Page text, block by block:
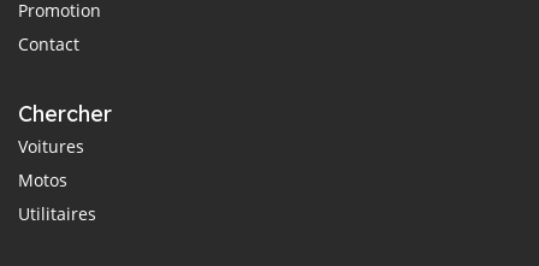
Promotion
Contact
Chercher
Voitures
Motos
Utilitaires